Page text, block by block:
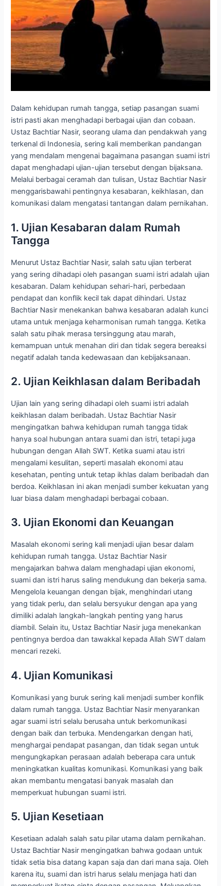
Dalam kehidupan rumah tangga, setiap pasangan suami
istri pasti akan menghadapi berbagai ujian dan cobaan.
Ustaz Bachtiar Nasir, seorang ulama dan pendakwah yang
terkenal di Indonesia, sering kali memberikan pandangan
yang mendalam mengenai bagaimana pasangan suami istri
dapat menghadapi ujian-ujian tersebut dengan bijaksana.
Melalui berbagai ceramah dan tulisan, Ustaz Bachtiar Nasir
menggarisbawahi pentingnya kesabaran, keikhlasan, dan
komunikasi dalam mengatasi tantangan dalam pernikahan.
1. Ujian Kesabaran dalam Rumah
Tangga
Menurut Ustaz Bachtiar Nasir, salah satu ujian terberat
yang sering dihadapi oleh pasangan suami istri adalah ujian
kesabaran. Dalam kehidupan sehari-hari, perbedaan
pendapat dan konflik kecil tak dapat dihindari. Ustaz
Bachtiar Nasir menekankan bahwa kesabaran adalah kunci
utama untuk menjaga keharmonisan rumah tangga. Ketika
salah satu pihak merasa tersinggung atau marah,
kemampuan untuk menahan diri dan tidak segera bereaksi
negatif adalah tanda kedewasaan dan kebijaksanaan.
2. Ujian Keikhlasan dalam Beribadah
Ujian lain yang sering dihadapi oleh suami istri adalah
keikhlasan dalam beribadah. Ustaz Bachtiar Nasir
mengingatkan bahwa kehidupan rumah tangga tidak
hanya soal hubungan antara suami dan istri, tetapi juga
hubungan dengan Allah SWT. Ketika suami atau istri
mengalami kesulitan, seperti masalah ekonomi atau
kesehatan, penting untuk tetap ikhlas dalam beribadah dan
berdoa. Keikhlasan ini akan menjadi sumber kekuatan yang
luar biasa dalam menghadapi berbagai cobaan.
3. Ujian Ekonomi dan Keuangan
Masalah ekonomi sering kali menjadi ujian besar dalam
kehidupan rumah tangga. Ustaz Bachtiar Nasir
mengajarkan bahwa dalam menghadapi ujian ekonomi,
suami dan istri harus saling mendukung dan bekerja sama.
Mengelola keuangan dengan bijak, menghindari utang
yang tidak perlu, dan selalu bersyukur dengan apa yang
dimiliki adalah langkah-langkah penting yang harus
diambil. Selain itu, Ustaz Bachtiar Nasir juga menekankan
pentingnya berdoa dan tawakkal kepada Allah SWT dalam
mencari rezeki.
4. Ujian Komunikasi
Komunikasi yang buruk sering kali menjadi sumber konflik
dalam rumah tangga. Ustaz Bachtiar Nasir menyarankan
agar suami istri selalu berusaha untuk berkomunikasi
dengan baik dan terbuka. Mendengarkan dengan hati,
menghargai pendapat pasangan, dan tidak segan untuk
mengungkapkan perasaan adalah beberapa cara untuk
meningkatkan kualitas komunikasi. Komunikasi yang baik
akan membantu mengatasi banyak masalah dan
memperkuat hubungan suami istri.
5. Ujian Kesetiaan
Kesetiaan adalah salah satu pilar utama dalam pernikahan.
Ustaz Bachtiar Nasir mengingatkan bahwa godaan untuk
tidak setia bisa datang kapan saja dan dari mana saja. Oleh
karena itu, suami dan istri harus selalu menjaga hati dan